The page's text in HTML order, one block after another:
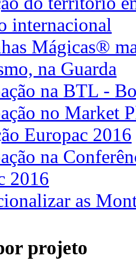
internacional
Mágicas®
na Guarda
na BTL -
no Market
Europac 2016
na
2016
as
projeto